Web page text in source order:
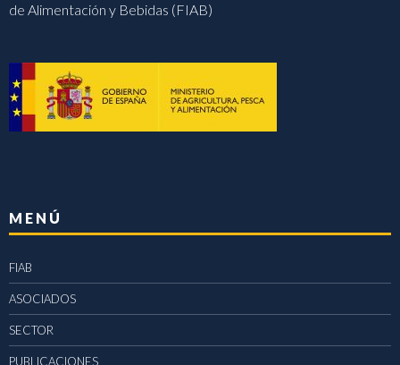
de Alimentación y Bebidas (FIAB)
MENÚ
FIAB
ASOCIADOS
SECTOR
PUBLICACIONES